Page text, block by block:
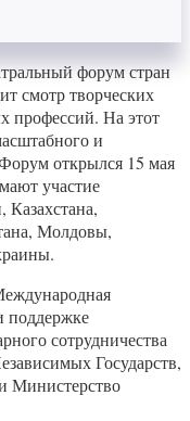
форум стран
смотр творческих
профессий. На этот
и
открылся 15 мая
участие
Казахстана,
Молдовы,
поддержке
сотрудничества
Государств,
Министерство